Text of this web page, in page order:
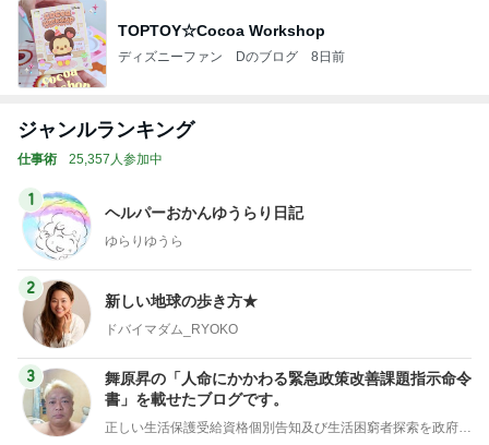
TOPTOY☆Cocoa Workshop
ディズニーファン Dのブログ 8日前
ジャンルランキング
仕事術 25,357人参加中
1
ヘルパーおかんゆうらり日記
ゆらりゆうら
2
新しい地球の歩き方★
ドバイマダム_RYOKO
3
舞原昇の「人命にかかわる緊急政策改善課題指示命令
書」を載せたブログです。
正しい生活保護受給資格個別告知及び生活困窮者探索を政府に義務付ける法案制定の為の署名のお願い